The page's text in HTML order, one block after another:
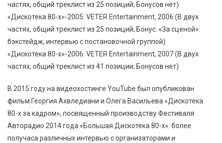
частях, общий треклист из 25 позиций; Бонусов нет)
«Дискотека 80-х»-2005: VETER Entertainment, 2006 (В двух
частях, общий треклист из 25 позиций; Бонус: «За сценой»:
бэкстейдж, интервью с постановочной группой)
«Дискотека 80-х»-2006: VETER Entertainment, 2007 (В двух
частях, общий треклист из 41 позиции; Бонусов нет)
В 2015 году на видеохостинге YouTube был опубликован
фильм Георгия Ахвледиани и Олега Васильева «Дискотека
80-х за кадром», посвященный производству Фестиваля
Авторадио 2014 года «Большая Дискотека 80-х»: более
получаса различных интервью с организаторами и